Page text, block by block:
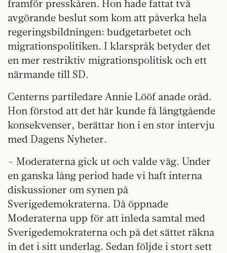
framför presskåren. Hon hade fattat två
avgörande beslut som kom att påverka hela
regeringsbildningen: budgetarbetet och
migrationspolitiken. I klarspråk betyder det
en mer restriktiv migrationspolitisk och ett
närmande till SD.
Centerns partiledare Annie Lööf anade oråd.
Hon förstod att det här kunde få långtgående
konsekvenser, berättar hon i en stor intervju
med Dagens Nyheter.
– Moderaterna gick ut och valde väg. Under
en ganska lång period hade vi haft interna
diskussioner om synen på
Sverigedemokraterna. Då öppnade
Moderaterna upp för att inleda samtal med
Sverigedemokraterna och på det sättet räkna
in det i sitt underlag. Sedan följde i stort sett